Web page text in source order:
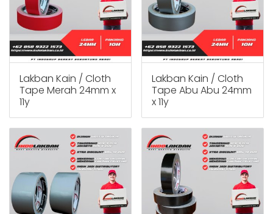
Lakban Kain / Cloth
Tape Merah 24mm x
11y
Lakban Kain / Cloth
Tape Abu Abu 24mm
x 11y